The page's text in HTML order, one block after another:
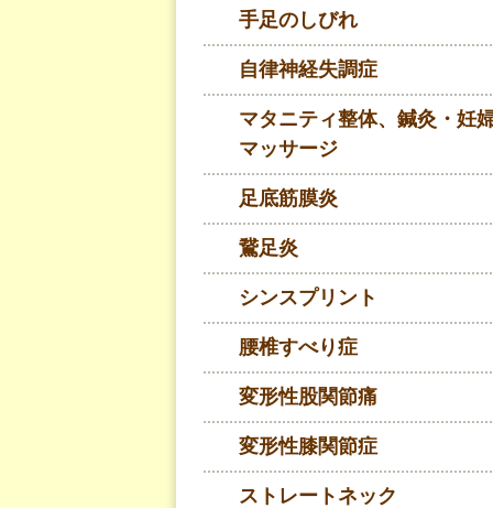
手足のしびれ
自律神経失調症
マタニティ整体、鍼灸・妊
マッサージ
足底筋膜炎
鵞足炎
シンスプリント
腰椎すべり症
変形性股関節痛
変形性膝関節症
ストレートネック